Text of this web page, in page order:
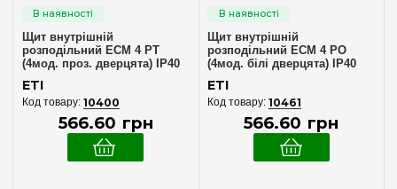
8(+2)
12(+2)
18 (+2)
24(+2)
36(+4)
Щит внутрішній
розподільний ECM 4 PT
(4мод. проз. дверцята) IP40
ETI
10400
566.60 грн
Щит внутрішній
розподільний ECM 4 PO
(4мод. білі дверцята) IP40
ETI
10461
566.60 грн